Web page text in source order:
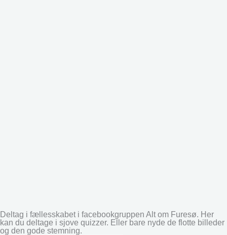
Deltag i fællesskabet i facebookgruppen Alt om Furesø. Her
kan du deltage i sjove quizzer. Eller bare nyde de flotte billeder
og den gode stemning.